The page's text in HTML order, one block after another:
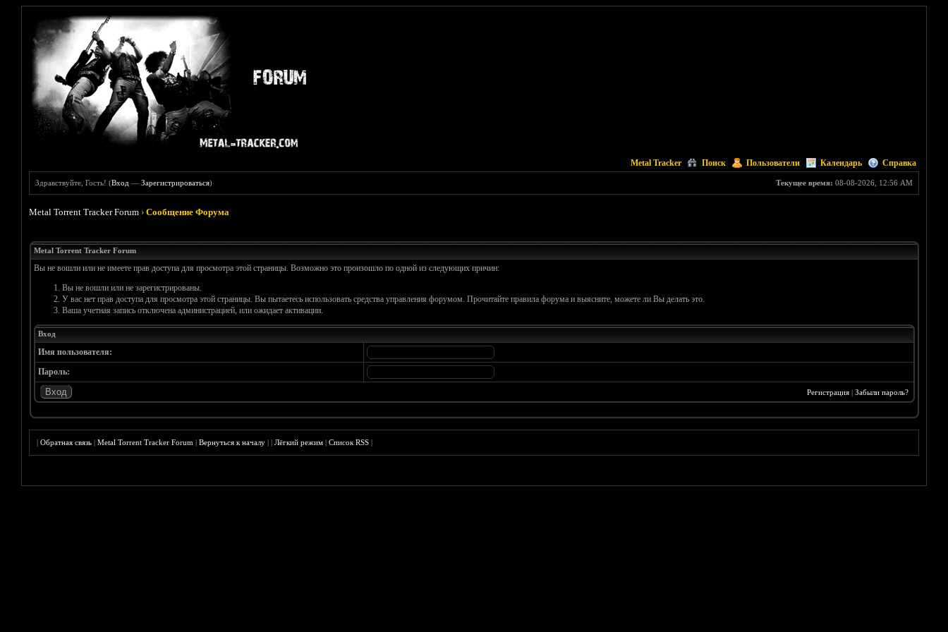
Metal Tracker Поиск Пользователи Календарь Справка
Текущее время: 08-08-2026, 12:56 AM
Здравствуйте, Гость! (Вход —Зарегистрироваться)
Metal Torrent Tracker Forum ›Сообщение Форума
Metal Torrent Tracker Forum
Вы не вошли или не имеете прав доступа для просмотра этой страницы. Возможно это произошло по одной из следующих причин:
Вы не вошли или не зарегистрированы.
У вас нет прав доступа для просмотра этой страницы. Вы пытаетесь использовать средства управления форумом. Прочитайте правила форума и выясните, можете ли Вы делать это.
Ваша учетная запись отключена администрацией, или ожидает активации.
Вход
Имя пользователя:
Пароль:
Регистрация| Забыли пароль?
|Обратная связь |Metal Torrent Tracker Forum |Вернуться к началу ||Лёгкий режим |Список RSS |